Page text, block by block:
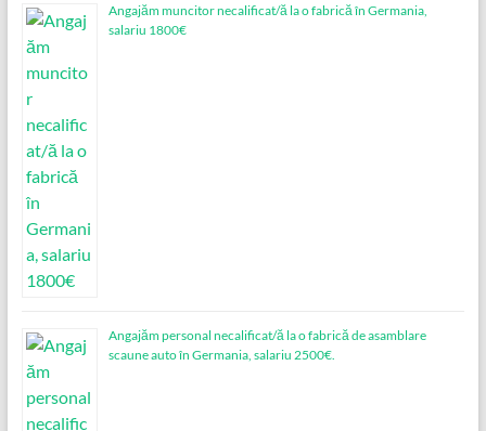
Angajăm muncitor necalificat/ă la o fabrică în Germania,
salariu 1800€
Angajăm personal necalificat/ă la o fabrică de asamblare
scaune auto în Germania, salariu 2500€.